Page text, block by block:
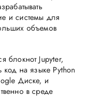
и системы для
объемов
блокнот Jupyter,
код на языке Python
Диске, и
в среде